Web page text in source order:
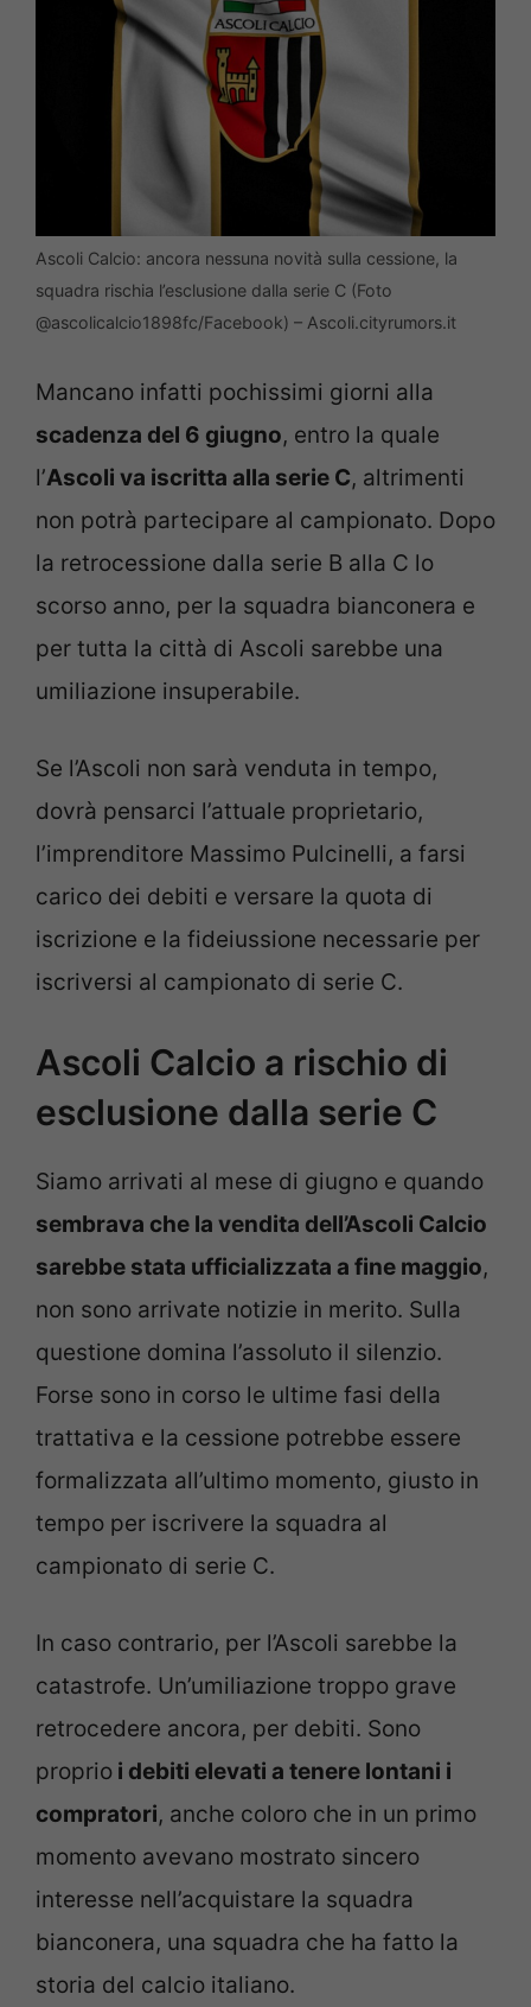
Ascoli Calcio: ancora nessuna novità sulla cessione, la
squadra rischia l’esclusione dalla serie C (Foto
@ascolicalcio1898fc/Facebook) – Ascoli.cityrumors.it
Mancano infatti pochissimi giorni alla
scadenza del 6 giugno, entro la quale
l’Ascoli va iscritta alla serie C, altrimenti
non potrà partecipare al campionato. Dopo
la retrocessione dalla serie B alla C lo
scorso anno, per la squadra bianconera e
per tutta la città di Ascoli sarebbe una
umiliazione insuperabile.
Se l’Ascoli non sarà venduta in tempo,
dovrà pensarci l’attuale proprietario,
l’imprenditore Massimo Pulcinelli, a farsi
carico dei debiti e versare la quota di
iscrizione e la fideiussione necessarie per
iscriversi al campionato di serie C.
Ascoli Calcio a rischio di
esclusione dalla serie C
Siamo arrivati al mese di giugno e quando
sembrava che la vendita dell’Ascoli Calcio
sarebbe stata ufficializzata a fine maggio,
non sono arrivate notizie in merito. Sulla
questione domina l’assoluto il silenzio.
Forse sono in corso le ultime fasi della
trattativa e la cessione potrebbe essere
formalizzata all’ultimo momento, giusto in
tempo per iscrivere la squadra al
campionato di serie C.
In caso contrario, per l’Ascoli sarebbe la
catastrofe. Un’umiliazione troppo grave
retrocedere ancora, per debiti. Sono
proprio i debiti elevati a tenere lontani i
compratori, anche coloro che in un primo
momento avevano mostrato sincero
interesse nell’acquistare la squadra
bianconera, una squadra che ha fatto la
storia del calcio italiano.